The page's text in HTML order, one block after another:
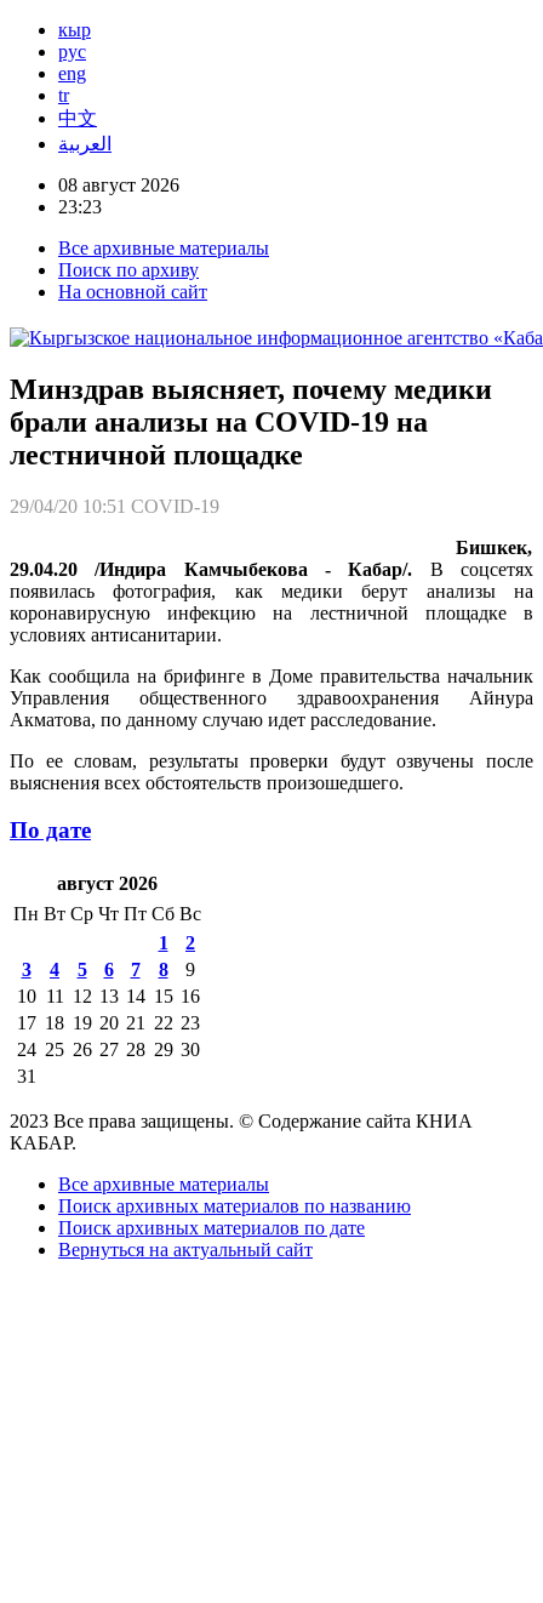
кыр
рус
eng
tr
中文
العربية
08 август 2026
23:23
Все архивные материалы
Поиск по архиву
На основной сайт
Минздрав выясняет, почему медики
брали анализы на COVID-19 на
лестничной площадке
29/04/20 10:51 COVID-19
Бишкек,
29.04.20 /Индира Камчыбекова - Кабар/. В соцсетях
появилась фотография, как медики берут анализы на
коронавирусную инфекцию на лестничной площадке в
условиях антисанитарии.
Как сообщила на брифинге в Доме правительства начальник
Управления общественного здравоохранения Айнура
Акматова, по данному случаю идет расследование.
По ее словам, результаты проверки будут озвучены после
выяснения всех обстоятельств произошедшего.
По дате
август 2026
Пн Вт Ср Чт Пт Сб Вс
1
2
3
4 5 6 7 8
9
10 11 12 13 14 15 16
17 18 19 20 21 22 23
24 25 26 27 28 29 30
31
2023 Все права защищены. © Содержание сайта КНИА
КАБАР.
Все архивные материалы
Поиск архивных материалов по названию
Поиск архивных материалов по дате
Вернуться на актуальный сайт